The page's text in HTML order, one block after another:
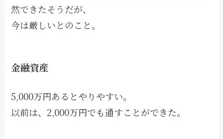
然できたそうだが、
今は厳しいとのこと。
金融資産
5,000万円あるとやりやすい。
以前は、2,000万円でも通すことができた。